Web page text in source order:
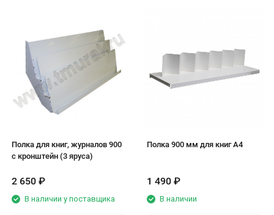
Полка для книг, журналов 900
с кронштейн (3 яруса)
2 650 ₽
В наличии у поставщика
Полка 900 мм для книг А4
1 490 ₽
В наличии